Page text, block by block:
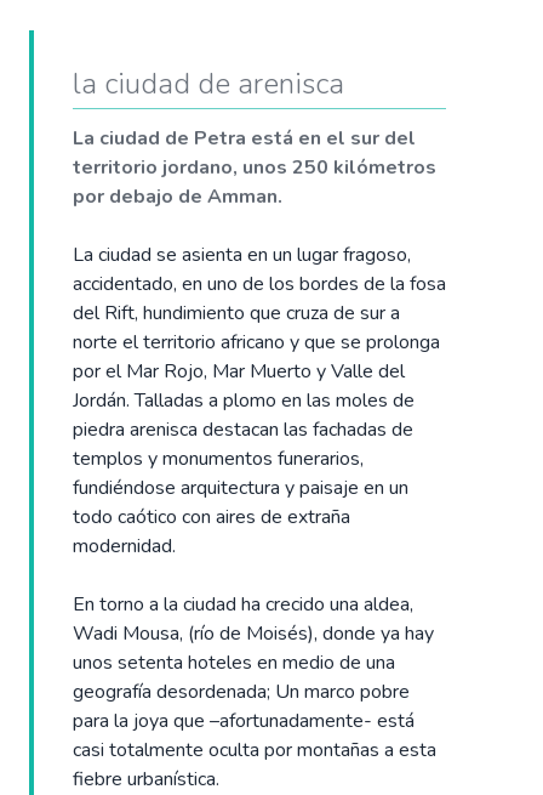
la ciudad de arenisca
La ciudad de Petra está en el sur del
territorio jordano, unos 250 kilómetros
por debajo de Amman.
La ciudad se asienta en un lugar fragoso,
accidentado, en uno de los bordes de la fosa
del Rift, hundimiento que cruza de sur a
norte el territorio africano y que se prolonga
por el Mar Rojo, Mar Muerto y Valle del
Jordán. Talladas a plomo en las moles de
piedra arenisca destacan las fachadas de
templos y monumentos funerarios,
fundiéndose arquitectura y paisaje en un
todo caótico con aires de extraña
modernidad.
En torno a la ciudad ha crecido una aldea,
Wadi Mousa, (río de Moisés), donde ya hay
unos setenta hoteles en medio de una
geografía desordenada; Un marco pobre
para la joya que –afortunadamente- está
casi totalmente oculta por montañas a esta
fiebre urbanística.